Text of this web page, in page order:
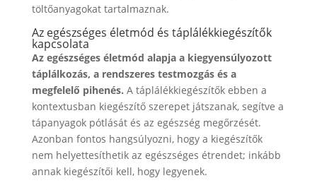
töltőanyagokat tartalmaznak.
Az egészséges életmód és táplálékkiegészítők
kapcsolata
Az egészséges életmód alapja a kiegyensúlyozott
táplálkozás, a rendszeres testmozgás és a
megfelelő pihenés. A táplálékkiegészítők ebben a
kontextusban kiegészítő szerepet játszanak, segítve a
tápanyagok pótlását és az egészség megőrzését.
Azonban fontos hangsúlyozni, hogy a kiegészítők
nem helyettesíthetik az egészséges étrendet; inkább
annak kiegészítői kell, hogy legyenek.